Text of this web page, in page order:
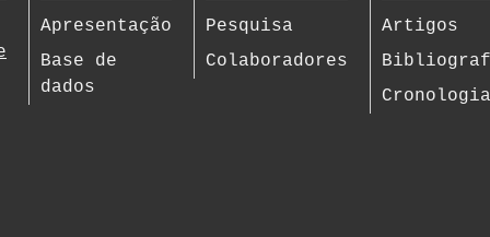
Apresentação
Base de
dados
Pesquisa
Colaboradores
Artigos